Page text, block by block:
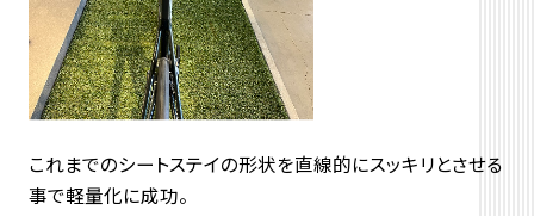
これまでのシートステイの形状を直線的にスッキリとさせる
事で軽量化に成功。